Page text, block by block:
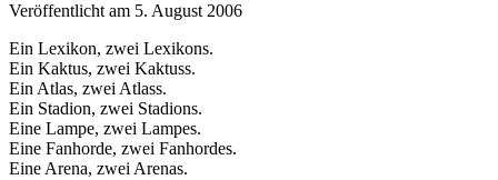
Veröffentlicht am 5. August 2006
Ein Lexikon, zwei Lexikons.
Ein Kaktus, zwei Kaktuss.
Ein Atlas, zwei Atlass.
Ein Stadion, zwei Stadions.
Eine Lampe, zwei Lampes.
Eine Fanhorde, zwei Fanhordes.
Eine Arena, zwei Arenas.